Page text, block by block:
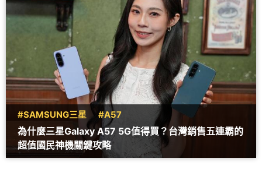
#SAMSUNG三星 #A57
為什麼三星Galaxy A57 5G值得買？台灣銷售五連霸的
超值國民神機關鍵攻略